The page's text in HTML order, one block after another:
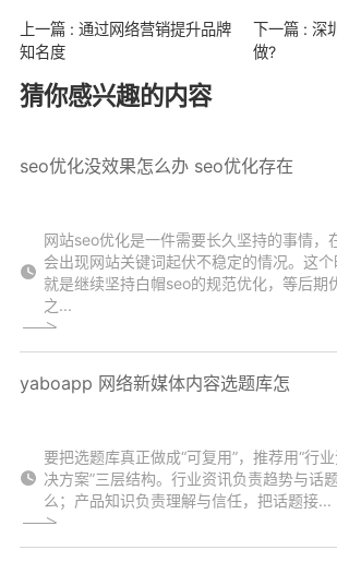
上一篇 : 通过网络营销提升品牌
知名度
下一篇 : 深
做?
猜你感兴趣的内容
seo优化没效果怎么办 seo优化存在
网站seo优化是一件需要长久坚持的事情，
会出现网站关键词起伏不稳定的情况。这
就是继续坚持白帽seo的规范优化，等后期
之...
yaboapp 网络新媒体内容选题库怎
要把选题库真正做成“可复用”，推荐用“行
决方案”三层结构。行业资讯负责趋势与话
么；产品知识负责理解与信任，把话题接...